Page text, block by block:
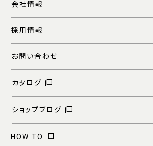
会社情報
採用情報
お問い合わせ
カタログ
ショップブログ
HOW TO